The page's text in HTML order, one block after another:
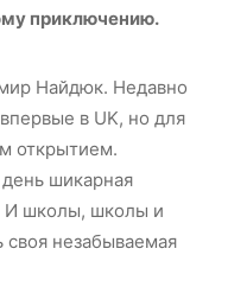
приключению.
Найдюк. Недавно
в UK, но для
открытием.
шикарная
И школы, школы и
незабываемая